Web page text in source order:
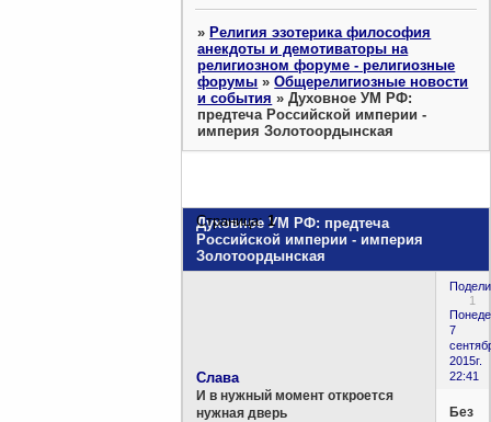
»Религия эзотерика философия
анекдоты и демотиваторы на
религиозном форуме - религиозные
форумы »Общерелигиозные новости
и события »Духовное УМ РФ:
предтеча Российской империи -
империя Золотоордынская
Духовное УМ РФ: предтеча
Российской империи - империя
Золотоордынская
Страница: 1
1
7
2015г.
22:41
Слава
И в нужный момент откроется
нужная дверь
Без